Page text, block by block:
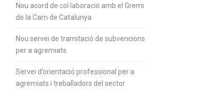
Nou acord de col·laboració amb el Gremi
de la Carn de Catalunya
Nou servei de tramitació de subvencions
per a agremiats
Servei d’orientació professional per a
agremiats i treballadors del sector